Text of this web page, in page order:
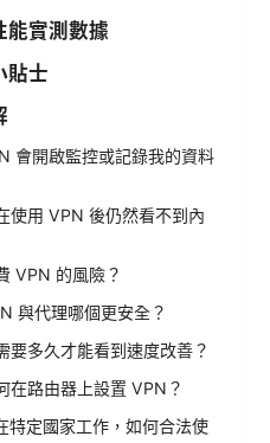
能實測數據
貼士
會開啟監控或記錄我的資料
使用 VPN 後仍然看不到內
VPN 的風險？
與代理哪個更安全？
要多久才能看到速度改善？
在路由器上設置 VPN？
特定國家工作，如何合法使